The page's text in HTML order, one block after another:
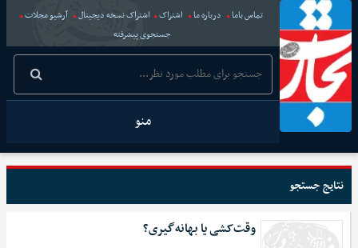
تماس باما درباره ما اشتراک اشتراک نسخه دیجیتال
آرشیو مجلات
جستجوی پیشرفته
منو
نتایج جستجو
وقت‌کشی یا بهانه‌گیری؟